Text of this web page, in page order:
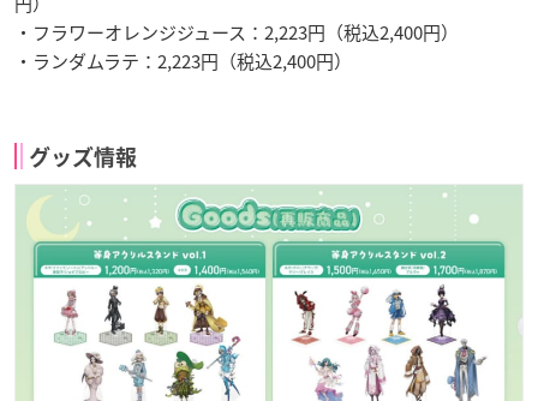
・フラワーオレンジジュース：2,223円（税込2,400円）
・ランダムラテ：2,223円（税込2,400円）
グッズ情報